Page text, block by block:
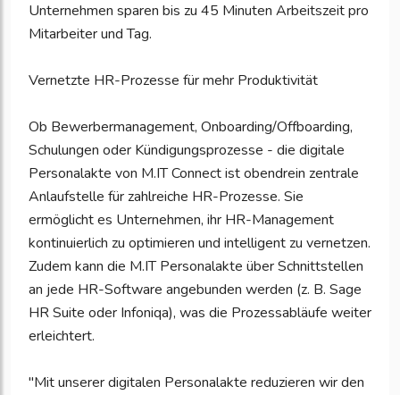
Unternehmen sparen bis zu 45 Minuten Arbeitszeit pro
Mitarbeiter und Tag.
Vernetzte HR-Prozesse für mehr Produktivität
Ob Bewerbermanagement, Onboarding/Offboarding,
Schulungen oder Kündigungsprozesse - die digitale
Personalakte von M.IT Connect ist obendrein zentrale
Anlaufstelle für zahlreiche HR-Prozesse. Sie
ermöglicht es Unternehmen, ihr HR-Management
kontinuierlich zu optimieren und intelligent zu vernetzen.
Zudem kann die M.IT Personalakte über Schnittstellen
an jede HR-Software angebunden werden (z. B. Sage
HR Suite oder Infoniqa), was die Prozessabläufe weiter
erleichtert.
"Mit unserer digitalen Personalakte reduzieren wir den